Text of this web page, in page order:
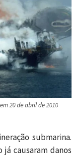
20 de abril de 2010
submarina.
causaram danos